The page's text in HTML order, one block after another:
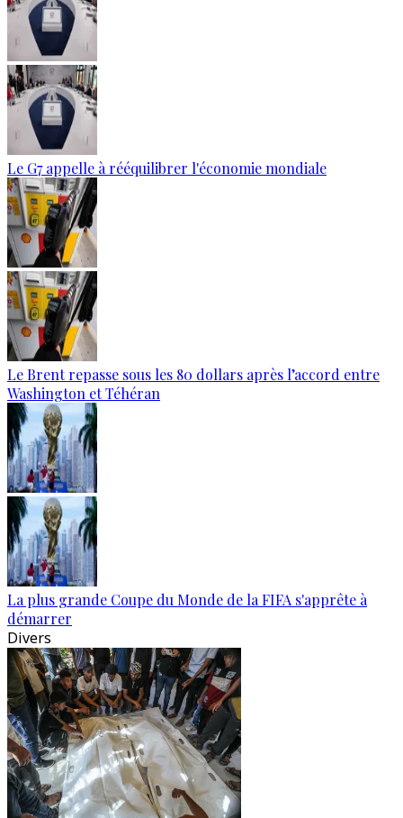
Le G7 appelle à rééquilibrer l'économie mondiale
Le Brent repasse sous les 80 dollars après l’accord entre
Washington et Téhéran
La plus grande Coupe du Monde de la FIFA s'apprête à
démarrer
Divers